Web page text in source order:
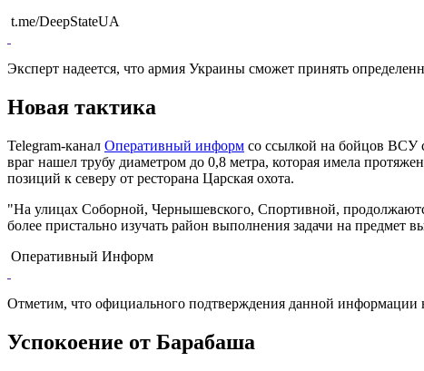
t.me/DeepStateUA
Эксперт надеется, что армия Украины сможет принять
Новая тактика
Telegram-канал Оперативный информ со ссылкой на бойцов ВСУ
враг нашел трубу диаметром до 0,8 метра, которая имела
позиций к северу от ресторана Царская охота.
"На улицах Соборной, Чернышевского, Спортивной,
более пристально изучать район выполнения задачи на
Оперативный Информ
Отметим, что официального подтверждения данной информации
Успокоение от Барабаша